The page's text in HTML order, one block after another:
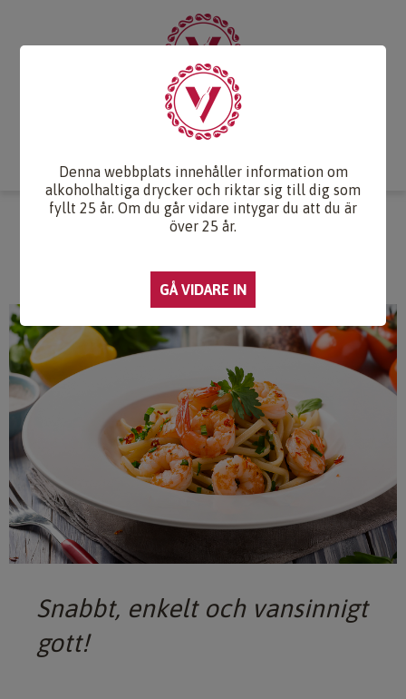
Druvlexikon
Webb-TV Om oss
CITRONPASTA MED CHILIFRÄSTA
Snabbt, enkelt och vansinnigt
gott!
Denna webbplats innehåller information om
alkoholhaltiga drycker och riktar sig till dig som
fyllt 25 år. Om du går vidare intygar du att du är
över 25 år.